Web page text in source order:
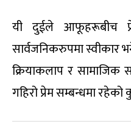
यी दुईले आफूहरूबीच
सार्वजनिकरुपमा स्वीकार
क्रियाकलाप र सामाजिक
गहिरो प्रेम सम्बन्धमा